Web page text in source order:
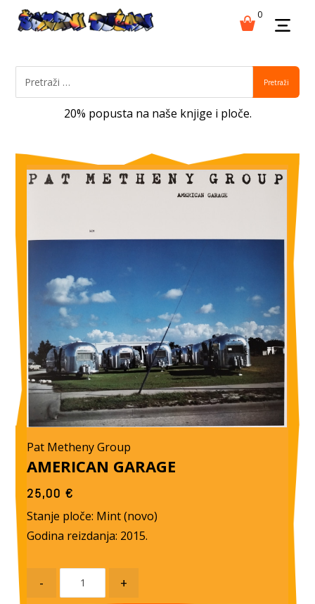
0
Pretraži
20% popusta na naše knjige i ploče.
Pat Metheny Group
AMERICAN GARAGE
25,00€
Stanje ploče: Mint (novo)
Godina reizdanja: 2015.
- +